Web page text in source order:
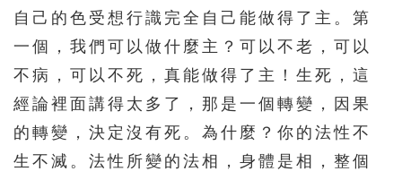
自己的色受想行識完全自己能做得了主。第
一個，我們可以做什麼主？可以不老，可以
不病，可以不死，真能做得了主！生死，這
經論裡面講得太多了，那是一個轉變，因果
的轉變，決定沒有死。為什麼？你的法性不
生不滅。法性所變的法相，身體是相，整個